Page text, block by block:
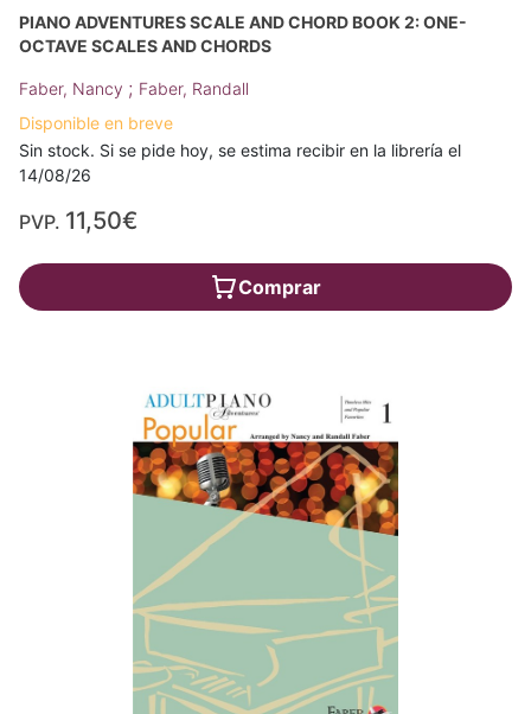
PIANO ADVENTURES SCALE AND CHORD BOOK 2: ONE-
OCTAVE SCALES AND CHORDS
Faber, Nancy ; Faber, Randall
Disponible en breve
Sin stock. Si se pide hoy, se estima recibir en la librería el
14/08/26
PVP. 11,50€
Comprar